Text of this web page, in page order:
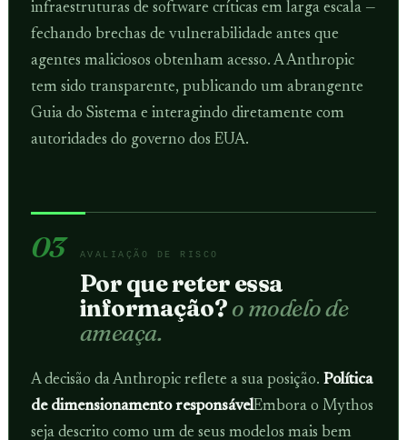
infraestruturas de software críticas em larga escala —
fechando brechas de vulnerabilidade antes que
agentes maliciosos obtenham acesso. A Anthropic
tem sido transparente, publicando um abrangente
Guia do Sistema e interagindo diretamente com
autoridades do governo dos EUA.
03 AVALIAÇÃO DE RISCO
Por que reter essa
informação?o modelo de
ameaça.
A decisão da Anthropic reflete a sua posição. Política
de dimensionamento responsávelEmbora o Mythos
seja descrito como um de seus modelos mais bem